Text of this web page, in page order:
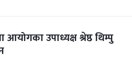
आयोगका उपाध्यक्ष श्रेष्ठ थिम्पु